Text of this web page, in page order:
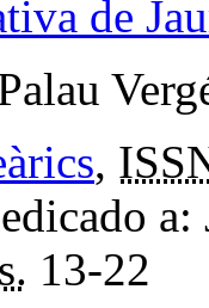
de
,
13-22